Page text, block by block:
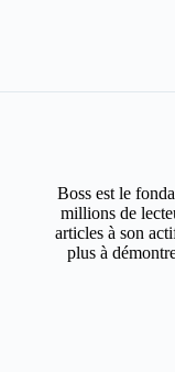
Boss est le
millions de
articles à son
plus à